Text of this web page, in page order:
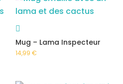
Mug – Lama Inspecteur
14,99€